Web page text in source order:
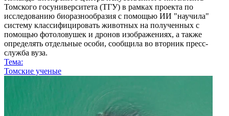
Томского госуниверситета (ТГУ) в рамках проекта по
исследованию биоразнообразия с помощью ИИ "научила"
систему классифицировать животных на полученных с
помощью фотоловушек и дронов изображениях, а также
определять отдельные особи, сообщила во вторник пресс-
служба вуза.
Тема:
Томские ученые